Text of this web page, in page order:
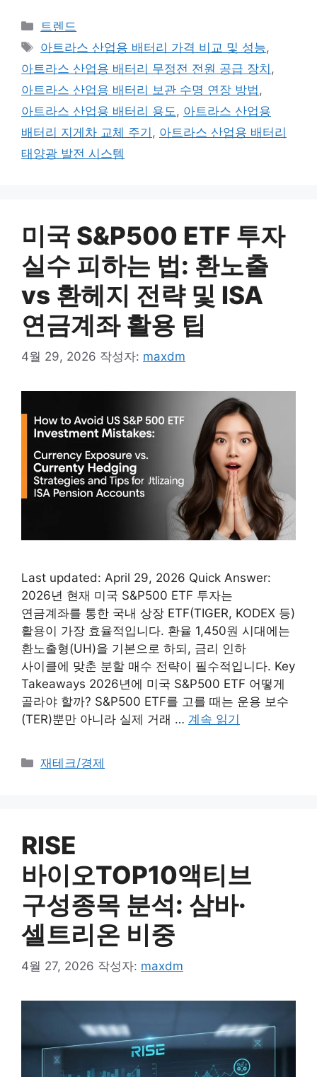
카테고리
트렌드
태그
아트라스 산업용 배터리 가격 비교 및 성능,
아트라스 산업용 배터리 무정전 전원 공급 장치 ,
아트라스 산업용 배터리 보관 수명 연장 방법,
아트라스 산업용 배터리 용도, 아트라스 산업용
배터리 지게차 교체 주기 , 아트라스 산업용 배터리
태양광 발전 시스템
미국 S&P500 ETF 투자
실수 피하는 법: 환노출
vs 환헤지 전략 및 ISA
연금계좌 활용 팁
4월 29, 2026 작성자: maxdm
Last updated: April 29, 2026 Quick Answer:
2026년 현재 미국 S&P500 ETF 투자는
연금계좌를 통한 국내 상장 ETF(TIGER, KODEX 등)
활용이 가장 효율적입니다. 환율 1,450원 시대에는
환노출형(UH)을 기본으로 하되, 금리 인하
사이클에 맞춘 분할 매수 전략이 필수적입니다. Key
Takeaways 2026년에 미국 S&P500 ETF 어떻게
골라야 할까? S&P500 ETF를 고를 때는 운용 보수
(TER)뿐만 아니라 실제 거래 … 계속 읽기
카테고리
재테크/경제
RISE
바이오TOP10액티브
구성종목 분석: 삼바·
셀트리온 비중
4월 27, 2026 작성자: maxdm